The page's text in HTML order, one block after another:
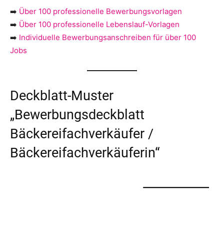
➡️ Über 100 professionelle Bewerbungsvorlagen
➡️ Über 100 professionelle Lebenslauf-Vorlagen
➡️ Individuelle Bewerbungsanschreiben für über 100
Jobs
Deckblatt-Muster
„Bewerbungsdeckblatt
Bäckereifachverkäufer /
Bäckereifachverkäuferin“